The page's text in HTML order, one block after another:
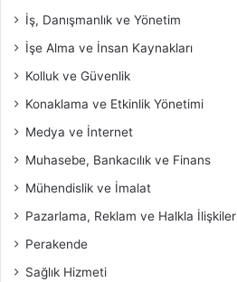
İş, Danışmanlık ve Yönetim
İşe Alma ve İnsan Kaynakları
Kolluk ve Güvenlik
Konaklama ve Etkinlik Yönetimi
Medya ve İnternet
Muhasebe, Bankacılık ve Finans
Mühendislik ve İmalat
Pazarlama, Reklam ve Halkla İlişkiler
Perakende
Sağlık Hizmeti